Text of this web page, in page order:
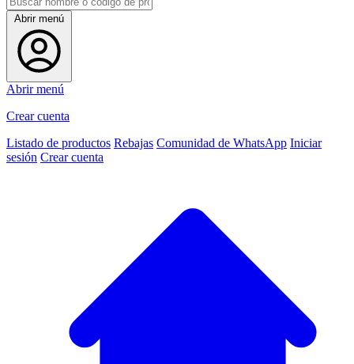
Abrir menú
Abrir menú
Crear cuenta
Listado de productos Rebajas Comunidad de WhatsApp Iniciar
sesión Crear cuenta